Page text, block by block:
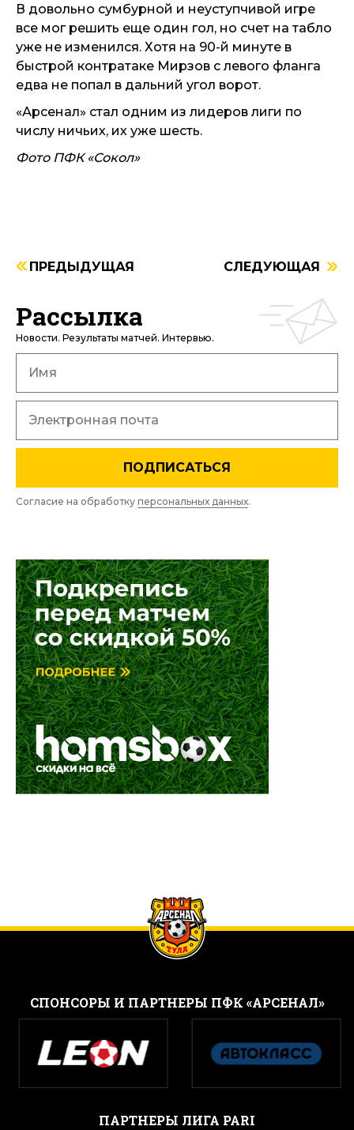
В довольно сумбурной и неуступчивой игре
все мог решить еще один гол, но счет на табло
уже не изменился. Хотя на 90-й минуте в
быстрой контратаке Мирзов с левого фланга
едва не попал в дальний угол ворот.
«Арсенал» стал одним из лидеров лиги по
числу ничьих, их уже шесть.
Фото ПФК «Сокол»
ПРЕДЫДУЩАЯ СЛЕДУЮЩАЯ
Рассылка
Новости. Результаты матчей. Интервью.
ПОДПИСАТЬСЯ
Согласие на обработку персональных данных.
CПОНСОРЫ И ПАРТНЕРЫ ПФК «АРСЕНАЛ»
ПАРТНЕРЫ ЛИГА PARI